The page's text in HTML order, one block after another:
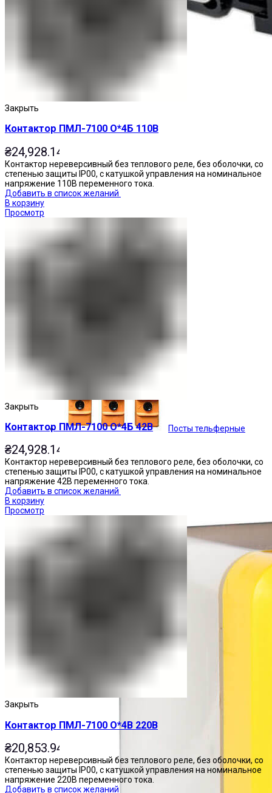
Переключатели
Кнопочные посты
Посты тельферные
Закрыть
Контактор ПМЛ-7100 О*4Б 110В
₴24,928.14
Контактор нереверсивный без теплового реле, без оболочки, со
степенью защиты IP00, с катушкой управления на номинальное
напряжение 110В переменного тока.
Добавить в список желаний
В корзину
Просмотр
Закрыть
Контактор ПМЛ-7100 О*4Б 42В
₴24,928.14
Контактор нереверсивный без теплового реле, без оболочки, со
степенью защиты IP00, с катушкой управления на номинальное
напряжение 42В переменного тока.
Добавить в список желаний
В корзину
Просмотр
Закрыть
Контактор ПМЛ-7100 О*4В 220В
₴20,853.94
Контактор нереверсивный без теплового реле, без оболочки, со
степенью защиты IP00, с катушкой управления на номинальное
напряжение 220В переменного тока.
Добавить в список желаний